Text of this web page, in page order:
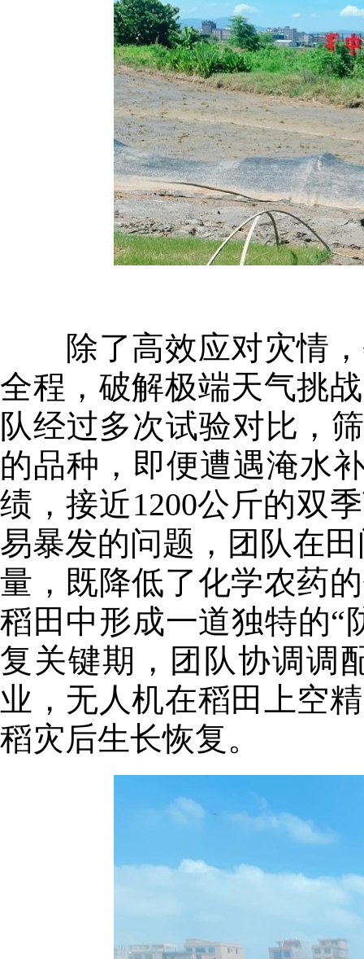
除了高效应对灾情，
全程，破解极端天气挑
队经过多次试验对比，
的品种，即便遭遇淹水
绩，接近1200公斤的双
易暴发的问题，团队在
量，既降低了化学农药
稻田中形成一道独特的“
复关键期，团队协调调
业，无人机在稻田上空
稻灾后生长恢复。